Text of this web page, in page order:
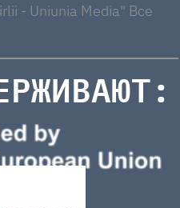
- Uniunia Media" Все